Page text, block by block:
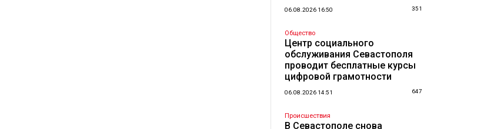
06.08.2026 16:50 351
Общество
Центр социального
обслуживания Севастополя
проводит бесплатные курсы
цифровой грамотности
06.08.2026 14:51 647
Происшествия
В Севастополе снова